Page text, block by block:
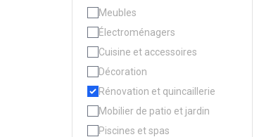
Meubles
Électroménagers
Cuisine et accessoires
Décoration
Rénovation et quincaillerie
Mobilier de patio et jardin
Piscines et spas